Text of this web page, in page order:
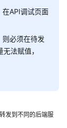
在API调试页面
则必须在待发
法赋值，
发到不同的后端服